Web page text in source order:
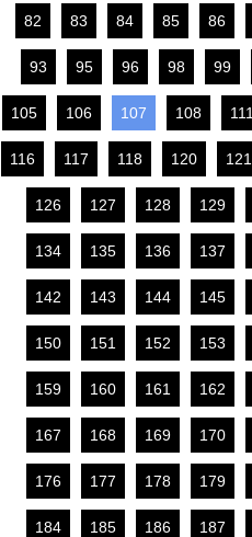
82 83 84 85 86
93 95 96 98 99
105 106 107 108 111
116 117 118 120 121
126 127 128 129
134 135 136 137
142 143 144 145
150 151 152 153
159 160 161 162
167 168 169 170
176 177 178 179
184 185 186 187